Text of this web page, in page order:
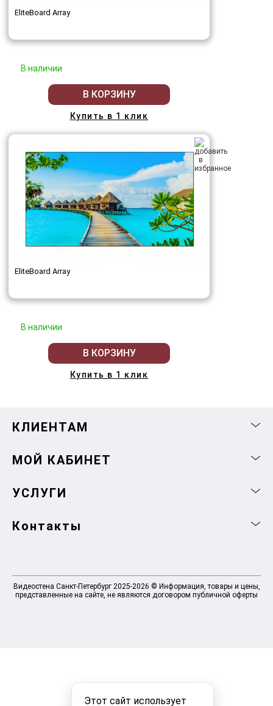
Этот сайт использует
EliteBoard Array
В наличии
В КОРЗИНУ
Купить в 1 клик
EliteBoard Array
В наличии
В КОРЗИНУ
Купить в 1 клик
КЛИЕНТАМ
МОЙ КАБИНЕТ
УСЛУГИ
Контакты
Видеостена Санкт-Петербург 2025-2026 © Информация, товары и цены,
представленные на сайте, не являются договором публичной оферты